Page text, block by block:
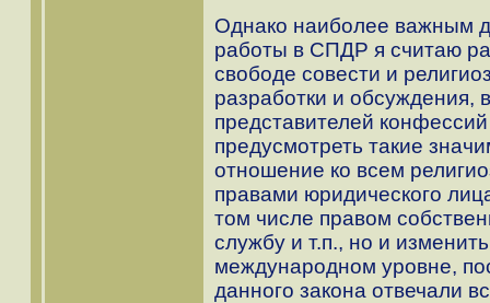
Однако наиболее важным
работы в СПДР я считаю
свободе совести и
разработки и
представителей
предусмотреть такие
отношение ко всем
правами юридического
том числе правом
службу и т.п., но и
международном уровне,
данного закона отвечали